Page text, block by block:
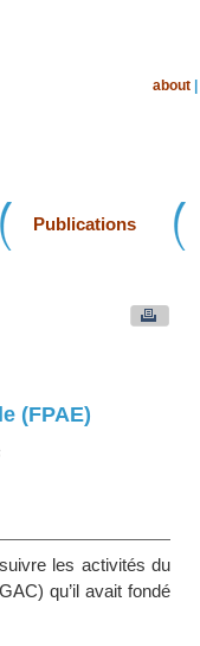
about
Publications
(FPAE)
les activités du
qu’il avait fondé